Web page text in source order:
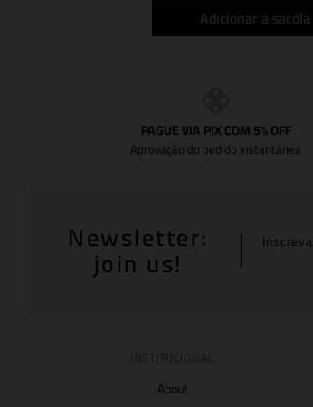
Adicionar à sacola
PAGUE VIA PIX COM 5% OFF
Aprovação do pedido instantânea
Newsletter:
join us!
About